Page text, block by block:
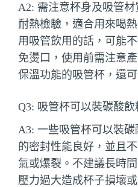
A2: 需注意杯身及吸管
耐熱檢驗，適合用來喝
用吸管飲用的話，可能
免燙口，使用前需注意
保溫功能的吸管杯，還
Q3: 吸管杯可以裝碳酸飲
A3: 一些吸管杯可以裝
的密封性能良好，並且
氣或爆裂。不建議長時
壓力過大造成杯子損壞或